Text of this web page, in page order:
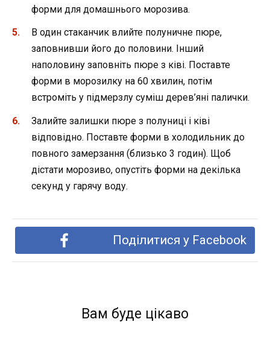
форми для домашнього морозива.
В один стаканчик влийте полуничне пюре,
заповнивши його до половини. Інший
наполовину заповніть пюре з ківі. Поставте
форми в морозилку на 60 хвилин, потім
встроміть у підмерзлу суміш дерев’яні палички.
Залийте залишки пюре з полуниці і ківі
відповідно. Поставте форми в холодильник до
повного замерзання (близько 3 годин). Щоб
дістати морозиво, опустіть форми на декілька
секунд у гарячу воду.
Поділитися у Facebook
Вам буде цікаво